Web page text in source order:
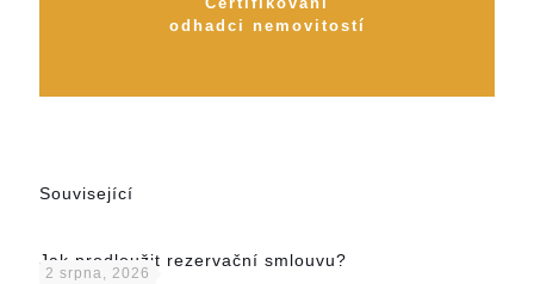
odhadci nemovitostí
Související
2 srpna, 2026
Jak prodloužit rezervační smlouvu?